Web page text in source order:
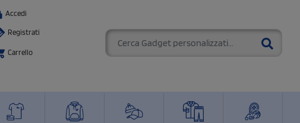
Accedi
Registrati
Carrello